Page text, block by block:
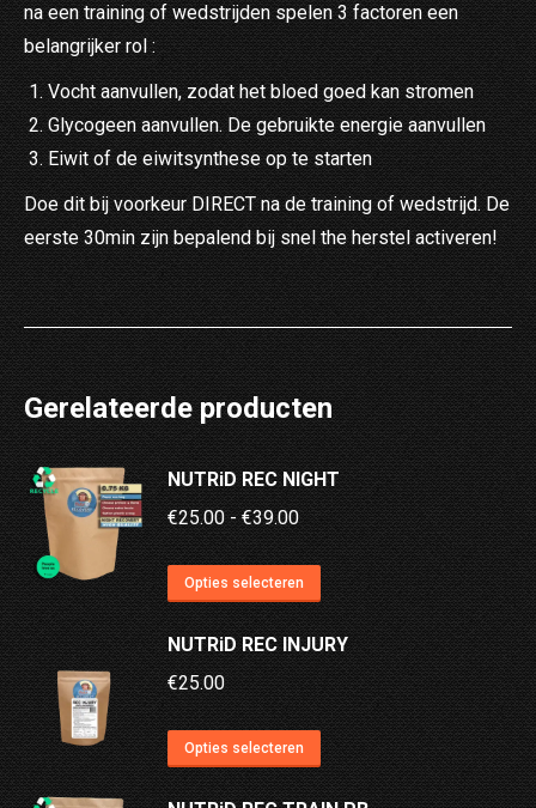
na een training of wedstrijden spelen 3 factoren een
belangrijker rol :
Vocht aanvullen, zodat het bloed goed kan stromen
Glycogeen aanvullen. De gebruikte energie aanvullen
Eiwit of de eiwitsynthese op te starten
Doe dit bij voorkeur DIRECT na de training of wedstrijd. De
eerste 30min zijn bepalend bij snel the herstel activeren!
Gerelateerde producten
NUTRiD REC NIGHT
€25.00 - €39.00Prijsklasse:
€25.00
tot
€39.00
Opties selecteren
Dit
product
heeft
meerdere
variaties.
Deze
optie
NUTRiD REC INJURY
€25.00
Opties selecteren
Dit
product